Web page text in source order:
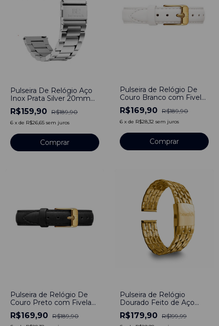
Pulseira De Relógio Aço
Inox Prata Silver 20mm
Com Engate Rápido
R$159,90 R$189,90
6 x de R$26,65 sem juros
Comprar
Pulseira de Relógio De
Couro Branco com Fivela
em Aço Inoxidável 12mm
com pinos
R$169,90 R$189,90
6 x de R$28,32 sem juros
Comprar
Pulseira de Relógio De
Couro Preto com Fivela
em Aço Inoxidável 12mm
com pinos
R$169,90 R$189,90
Pulseira de Relógio
Dourado Feito de Aço
Inoxidável Dourado
20mm Com Engate
R$179,90 R$199,99